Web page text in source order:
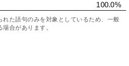
100.0%
た語句のみを対象としているため、一般
合があります。